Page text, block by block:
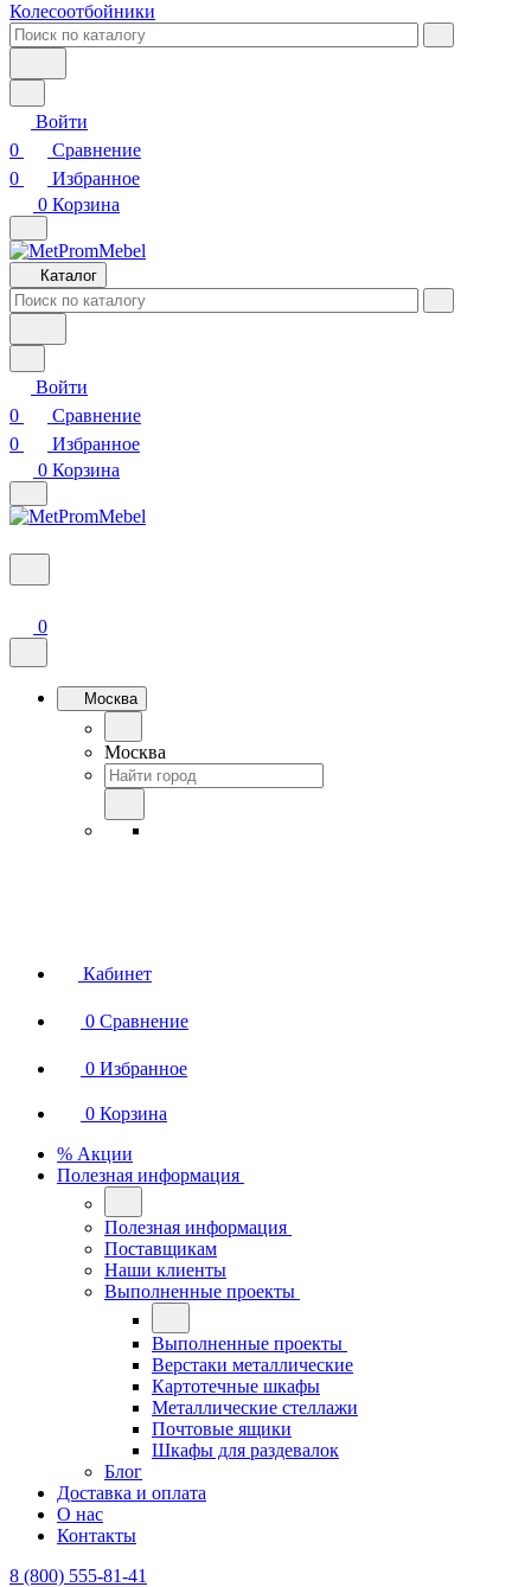
Колесоотбойники
Войти
0
Сравнение
0
Избранное
0 Корзина
Каталог
Войти
0
Сравнение
0
Избранное
0 Корзина
0
Москва
Москва
Кабинет
0 Сравнение
0 Избранное
0 Корзина
% Акции
Полезная информация
Полезная информация
Поставщикам
Наши клиенты
Выполненные проекты
Выполненные проекты
Верстаки металлические
Картотечные шкафы
Металлические стеллажи
Почтовые ящики
Шкафы для раздевалок
Блог
Доставка и оплата
О нас
Контакты
8 (800) 555-81-41